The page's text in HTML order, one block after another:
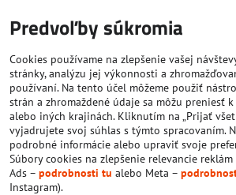
Predvoľby súkromia
Cookies používame na zlepšenie vašej
stránky, analýzu jej výkonnosti a
používaní. Na tento účel môžeme použiť
strán a zhromaždené údaje sa môžu preniesť k
alebo iných krajinách. Kliknutím na „Prijať
vyjadrujete svoj súhlas s týmto spracovaním.
podrobné informácie alebo upraviť svoje
Súbory cookies na zlepšenie relevancie
Ads – podrobnosti tu alebo Meta –
Instagram).